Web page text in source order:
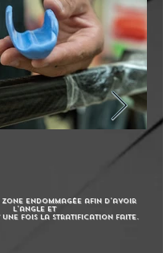
endommagée afin d'avoir
l'angle et
une fois la stratification faite.